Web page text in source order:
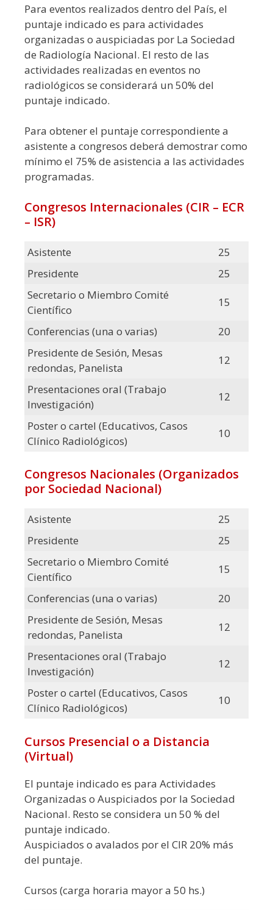
Para eventos realizados dentro del País, el
puntaje indicado es para actividades
organizadas o auspiciadas por La Sociedad
de Radiología Nacional. El resto de las
actividades realizadas en eventos no
radiológicos se considerará un 50% del
puntaje indicado.
Para obtener el puntaje correspondiente a
asistente a congresos deberá demostrar como
mínimo el 75% de asistencia a las actividades
programadas.
Congresos Internacionales (CIR – ECR
– ISR)
Asistente
25
Presidente
25
Secretario o Miembro Comité
Científico
15
Conferencias (una o varias)
20
Presidente de Sesión, Mesas
redondas, Panelista
12
Presentaciones oral (Trabajo
Investigación)
12
Poster o cartel (Educativos, Casos
Clínico Radiológicos)
10
Congresos Nacionales (Organizados
por Sociedad Nacional)
Asistente
25
Presidente
25
Secretario o Miembro Comité
Científico
15
Conferencias (una o varias)
20
Presidente de Sesión, Mesas
redondas, Panelista
12
Presentaciones oral (Trabajo
Investigación)
12
Poster o cartel (Educativos, Casos
Clínico Radiológicos)
10
Cursos Presencial o a Distancia
(Virtual)
El puntaje indicado es para Actividades
Organizadas o Auspiciados por la Sociedad
Nacional. Resto se considera un 50 % del
puntaje indicado.
Auspiciados o avalados por el CIR 20% más
del puntaje.
Cursos (carga horaria mayor a 50 hs.)